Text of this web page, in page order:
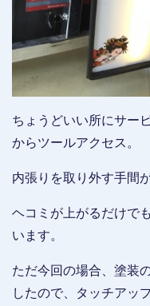
ちょうどいい所にサー
からツールアクセス。
内張りを取り外す手間
ヘコミが上がるだけで
います。
ただ今回の場合、塗装
したので、タッチアッ